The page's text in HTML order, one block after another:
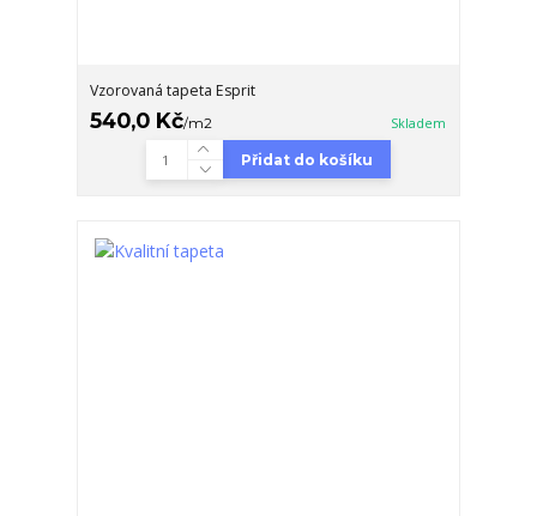
Vzorovaná tapeta Esprit
540,0 Kč/m2 Skladem
Přidat do košíku